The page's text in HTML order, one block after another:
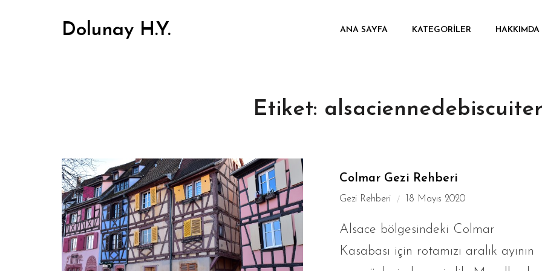
Dolunay H.Y. ANA SAYFA KATEGORILER HAKKIMDA
Etiket:
Colmar Gezi Rehberi
Gezi Rehberi 18 Mayıs 2020
Alsace bölgesindeki Colmar
Kasabası için rotamızı aralık ayının